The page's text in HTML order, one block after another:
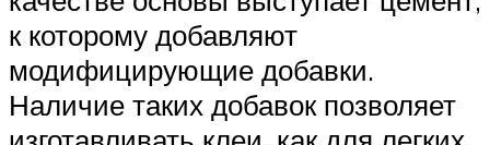
к которому добавляют
модифицирующие добавки.
Наличие таких добавок позволяет